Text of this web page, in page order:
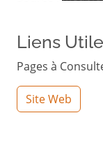
Liens
Pages à
Site Web